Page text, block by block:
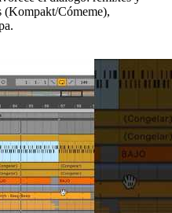
(Kompakt/Cómeme),